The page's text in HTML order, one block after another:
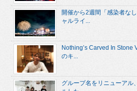
開催から2週間「感染者な
ャルライ...
Nothing’s Carved In Stone
のキ...
グループ名をリニューアル